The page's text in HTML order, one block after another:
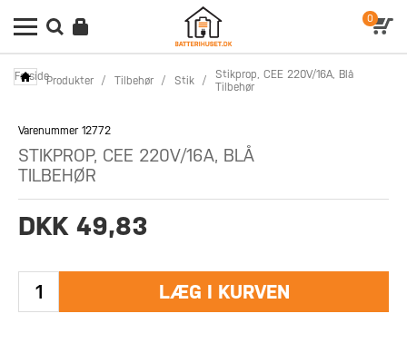
0
ForsideProdukter / Tilbehør / Stik /
Stikprop, CEE 220V/16A, Blå
Tilbehør
Varenummer 12772
STIKPROP, CEE 220V/16A, BLÅ
TILBEHØR
DKK 49,83